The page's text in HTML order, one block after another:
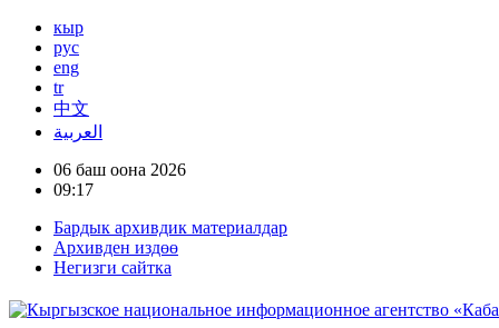
кыр
рус
eng
tr
中文
العربية
06 баш оона 2026
09:17
Бардык архивдик материалдар
Архивден издөө
Негизги сайтка